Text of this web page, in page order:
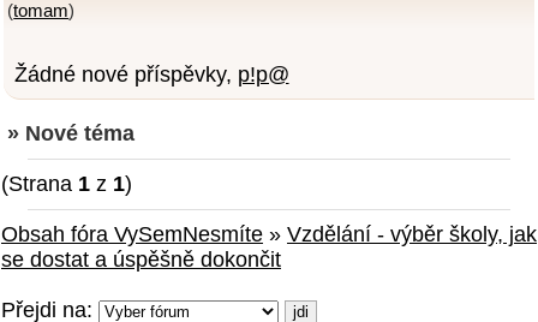
(tomam)
Žádné nové příspěvky, p!p@
» Nové téma
(Strana 1 z 1)
Obsah fóra VySemNesmíte » Vzdělání - výběr školy, jak
se dostat a úspěšně dokončit
Přejdi na: